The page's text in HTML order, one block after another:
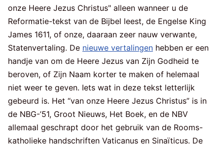
onze Heere Jezus Christus" alleen wanneer u de
Reformatie-tekst van de Bijbel leest, de Engelse King
James 1611, of onze, daaraan zeer nauw verwante,
Statenvertaling. De nieuwe vertalingen hebben er een
handje van om de Heere Jezus van Zijn Godheid te
beroven, of Zijn Naam korter te maken of helemaal
niet weer te geven. Iets wat in deze tekst letterlijk
gebeurd is. Het “van onze Heere Jezus Christus” is in
de NBG-’51, Groot Nieuws, Het Boek, en de NBV
allemaal geschrapt door het gebruik van de Rooms-
katholieke handschriften Vaticanus en Sinaïticus. De